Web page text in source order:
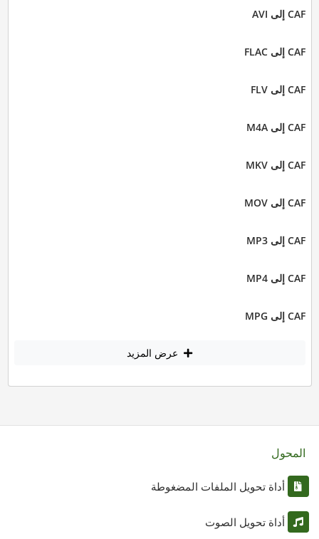
CAF إلى AVI
CAF إلى FLAC
CAF إلى FLV
CAF إلى M4A
CAF إلى MKV
CAF إلى MOV
CAF إلى MP3
CAF إلى MP4
CAF إلى MPG
عرض المزيد
المحول
أداة تحويل الملفات المضغوطة
أداة تحويل الصوت